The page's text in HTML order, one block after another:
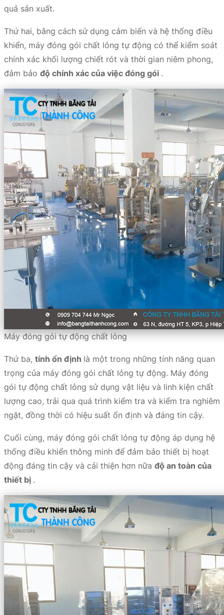
quả sản xuất.
Thứ hai, bằng cách sử dụng cảm biến và hệ thống điều
khiển, máy đóng gói chất lỏng tự động có thể kiểm soát
chính xác khối lượng chiết rót và thời gian niêm phong,
đảm bảo độ chính xác của việc đóng gói .
Máy đóng gói tự động chất lỏng
Thứ ba, tính ổn định là một trong những tính năng quan
trọng của máy đóng gói chất lỏng tự động. Máy đóng
gói tự động chất lỏng sử dụng vật liệu và linh kiện chất
lượng cao, trải qua quá trình kiểm tra và kiểm tra nghiêm
ngặt, đồng thời có hiệu suất ổn định và đáng tin cậy.
Cuối cùng, máy đóng gói chất lỏng tự động áp dụng hệ
thống điều khiển thông minh để đảm bảo thiết bị hoạt
động đáng tin cậy và cải thiện hơn nữa độ an toàn của
thiết bị .